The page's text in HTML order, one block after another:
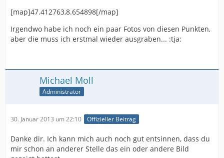
[map]47.412763,8.654898[/map]
Irgendwo habe ich noch ein paar Fotos von diesen Punkten,
aber die muss ich erstmal wieder ausgraben... :tja:
Michael Moll
Administrator
30. Januar 2013 um 22:10 Offizieller Beitrag
Danke dir. Ich kann mich auch noch gut entsinnen, dass du
mir schon an anderer Stelle das ein oder andere Bild